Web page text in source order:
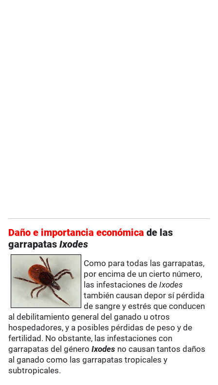
Daño e importancia económicade las
garrapatasIxodes
Como para todas las garrapatas,
por encima de un cierto número,
las infestaciones deIxodes
también causan depor sí pérdida
de sangre y estrés que conducen
al debilitamiento general del ganado u otros
hospedadores, y a posibles pérdidas de peso y de
fertilidad. No obstante, las infestaciones con
garrapatas del géneroIxodes no causan tantos daños
al ganado como las garrapatas tropicales y
subtropicales.